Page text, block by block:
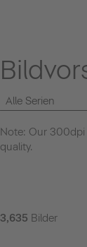
Alle Serien
Note: Our 300dpi
quality.
3,635 Bilder